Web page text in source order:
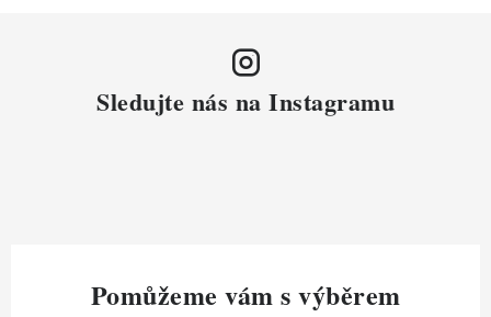
Sledujte nás na Instagramu
Pomůžeme vám s výběrem